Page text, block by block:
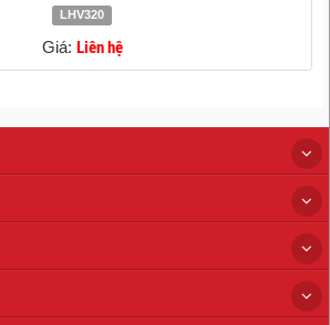
LHV320
Giá: Liên hệ